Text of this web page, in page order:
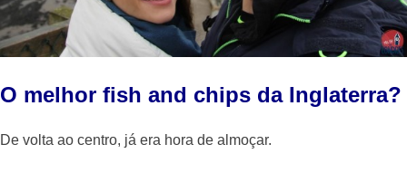
O melhor fish and chips da Inglaterra?
De volta ao centro, já era hora de almoçar.